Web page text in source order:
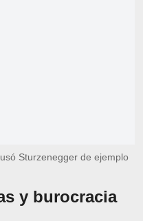
Sturzenegger de ejemplo
y burocracia